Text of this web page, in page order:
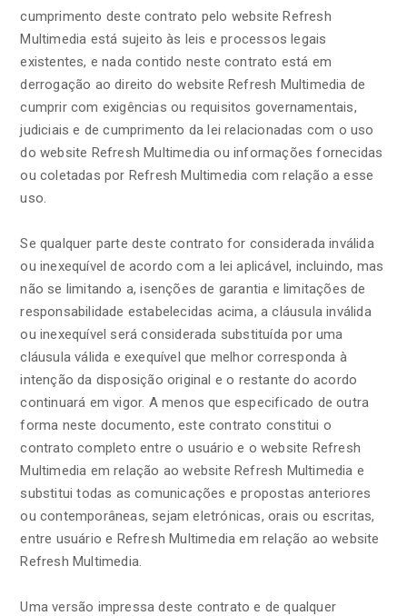
cumprimento deste contrato pelo website Refresh
Multimedia está sujeito às leis e processos legais
existentes, e nada contido neste contrato está em
derrogação ao direito do website Refresh Multimedia de
cumprir com exigências ou requisitos governamentais,
judiciais e de cumprimento da lei relacionadas com o uso
do website Refresh Multimedia ou informações fornecidas
ou coletadas por Refresh Multimedia com relação a esse
uso.
Se qualquer parte deste contrato for considerada inválida
ou inexequível de acordo com a lei aplicável, incluindo, mas
não se limitando a, isenções de garantia e limitações de
responsabilidade estabelecidas acima, a cláusula inválida
ou inexequível será considerada substituída por uma
cláusula válida e exequível que melhor corresponda à
intenção da disposição original e o restante do acordo
continuará em vigor. A menos que especificado de outra
forma neste documento, este contrato constitui o
contrato completo entre o usuário e o website Refresh
Multimedia em relação ao website Refresh Multimedia e
substitui todas as comunicações e propostas anteriores
ou contemporâneas, sejam eletrónicas, orais ou escritas,
entre usuário e Refresh Multimedia em relação ao website
Refresh Multimedia.
Uma versão impressa deste contrato e de qualquer